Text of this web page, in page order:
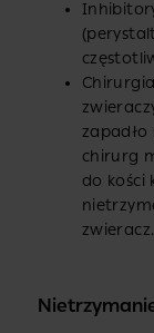
zapadło
chirurg
do kości
zwieracz.